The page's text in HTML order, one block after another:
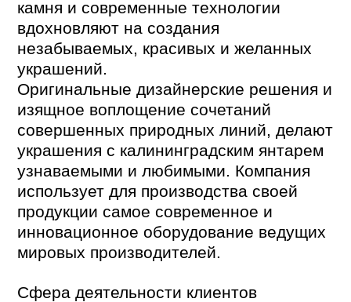
камня и современные технологии
вдохновляют на создания
незабываемых, красивых и желанных
украшений.
Оригинальные дизайнерские решения и
изящное воплощение сочетаний
совершенных природных линий, делают
украшения с калининградским янтарем
узнаваемыми и любимыми. Компания
использует для производства своей
продукции самое современное и
инновационное оборудование ведущих
мировых производителей.
Сфера деятельности клиентов